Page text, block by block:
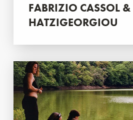
FABRIZIO CASSOL
HATZIGEORGIOU